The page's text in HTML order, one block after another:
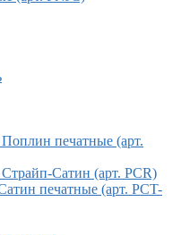
печатные (арт.
Сатин (арт. PCR)
печатные (арт. PCT-